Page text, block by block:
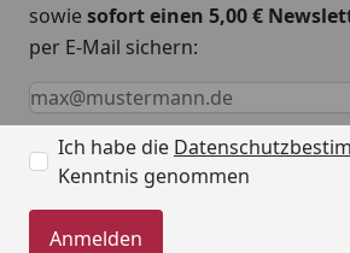
sowiesofort einen 5,00 €
per E-Mail sichern:
Keine Eingabe erforderlich
Eingabe erforderlich
E-Mail *
Ich habe die
Kenntnis genommen
Anmelden